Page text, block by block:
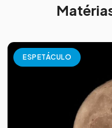
ESPETÁCULO